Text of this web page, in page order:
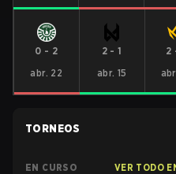
0 - 2
abr. 22
2 -1
abr. 15
2
TORNEOS
EN CURSO VER TODO